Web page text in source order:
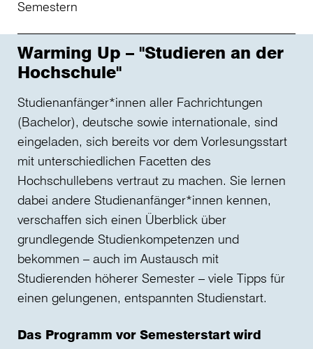
Semestern
Warming Up – "Studieren an der
Hochschule"
Studienanfänger*innen aller Fachrichtungen
(Bachelor), deutsche sowie internationale, sind
eingeladen, sich bereits vor dem Vorlesungsstart
mit unterschiedlichen Facetten des
Hochschullebens vertraut zu machen. Sie lernen
dabei andere Studienanfänger*innen kennen,
verschaffen sich einen Überblick über
grundlegende Studienkompetenzen und
bekommen – auch im Austausch mit
Studierenden höherer Semester – viele Tipps für
einen gelungenen, entspannten Studienstart.
Das Programm vor Semesterstart wird